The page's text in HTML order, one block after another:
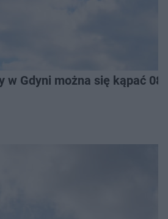
w Gdyni można się kąpać